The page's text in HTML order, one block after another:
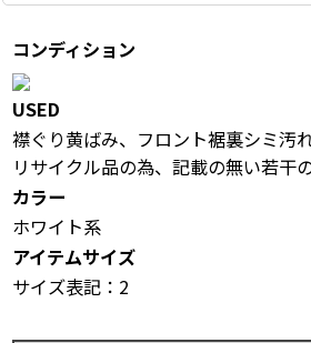
コンディション
USED
襟ぐり黄ばみ、フロント裾裏シミ汚
リサイクル品の為、記載の無い若干
カラー
ホワイト系
アイテムサイズ
サイズ表記：2